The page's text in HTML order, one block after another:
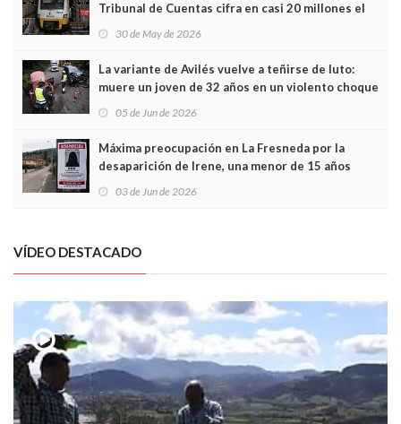
Tribunal de Cuentas cifra en casi 20 millones el
sobrecoste de los trenes que no cabían por los
30 de May de 2026
La variante de Avilés vuelve a teñirse de luto:
muere un joven de 32 años en un violento choque
frontal
05 de Jun de 2026
Máxima preocupación en La Fresneda por la
desaparición de Irene, una menor de 15 años
03 de Jun de 2026
VÍDEO DESTACADO